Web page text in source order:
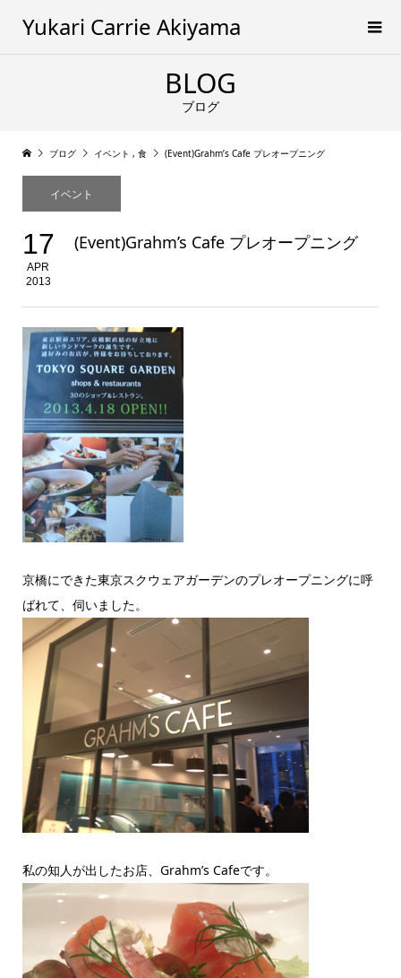
Yukari Carrie Akiyama
BLOG
ブログ
ブログ イベント , 食 (Event)Grahm’s Cafe プレオープニング
イベント
17
APR
2013
(Event)Grahm’s Cafe プレオープニング
京橋にできた東京スクウェアガーデンのプレオープニングに呼
ばれて、伺いました。
私の知人が出したお店、Grahm’s Cafeです。